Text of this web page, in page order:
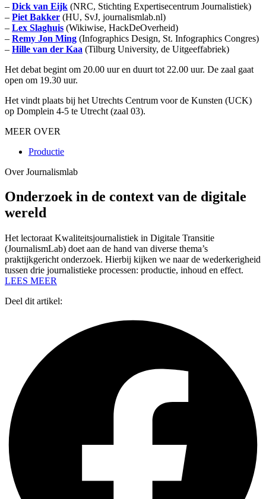
– Dick van Eijk (NRC, Stichting Expertisecentrum Journalistiek)
– Piet Bakker (HU, SvJ, journalismlab.nl)
– Lex Slaghuis (Wikiwise, HackDeOverheid)
– Remy Jon Ming (Infographics Design, St. Infographics Congres)
– Hille van der Kaa (Tilburg University, de Uitgeeffabriek)
Het debat begint om 20.00 uur en duurt tot 22.00 uur. De zaal gaat
open om 19.30 uur.
Het vindt plaats bij het Utrechts Centrum voor de Kunsten (UCK)
op Domplein 4-5 te Utrecht (zaal 03).
MEER OVER
Productie
Over Journalismlab
Onderzoek in de context van de digitale
wereld
Het lectoraat Kwaliteitsjournalistiek in Digitale Transitie
(JournalismLab) doet aan de hand van diverse thema’s
praktijkgericht onderzoek. Hierbij kijken we naar de wederkerigheid
tussen drie journalistieke processen: productie, inhoud en effect.
LEES MEER
Deel dit artikel: